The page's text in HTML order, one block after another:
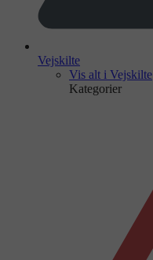
Vejskilte
Vis alt i Vejskilte
Kategorier